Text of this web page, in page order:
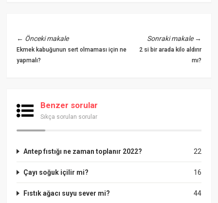
← Önceki makale
Ekmek kabuğunun sert olmaması için ne
yapmalı?
Sonraki makale→
2 si bir arada kilo aldırır
mı?
Benzer sorular
Sıkça sorulan sorular
22
Antep fıstığı ne zaman toplanır 2022?
16
Çayı soğuk içilir mi?
44
Fıstık ağacı suyu sever mi?